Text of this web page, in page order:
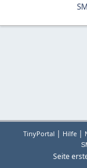
TinyPortal | Hilfe |
Seite